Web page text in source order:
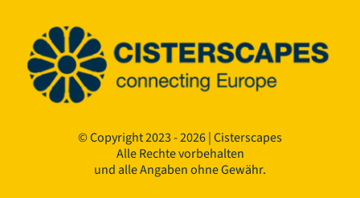
© Copyright 2023 - 2026 | Cisterscapes
Alle Rechte vorbehalten
und alle Angaben ohne Gewähr.